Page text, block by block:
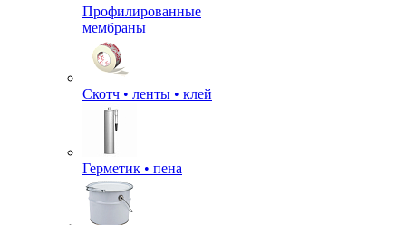
Профилированные
мембраны
Скотч • ленты • клей
Герметик • пена